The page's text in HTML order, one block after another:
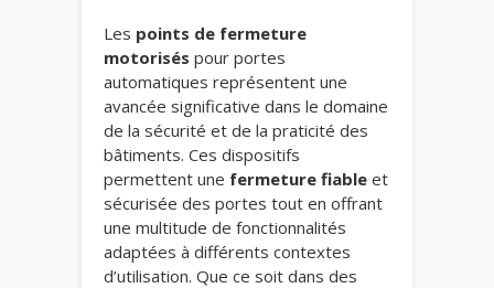
Les points de fermeture
motorisés pour portes
automatiques représentent une
avancée significative dans le domaine
de la sécurité et de la praticité des
bâtiments. Ces dispositifs
permettent une fermeture fiable et
sécurisée des portes tout en offrant
une multitude de fonctionnalités
adaptées à différents contextes
d’utilisation. Que ce soit dans des